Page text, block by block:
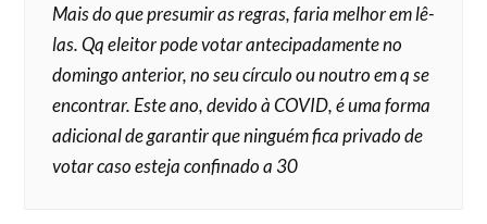
Mais do que presumir as regras, faria melhor em lê-
las. Qq eleitor pode votar antecipadamente no
domingo anterior, no seu círculo ou noutro em q se
encontrar. Este ano, devido à COVID, é uma forma
adicional de garantir que ninguém fica privado de
votar caso esteja confinado a 30